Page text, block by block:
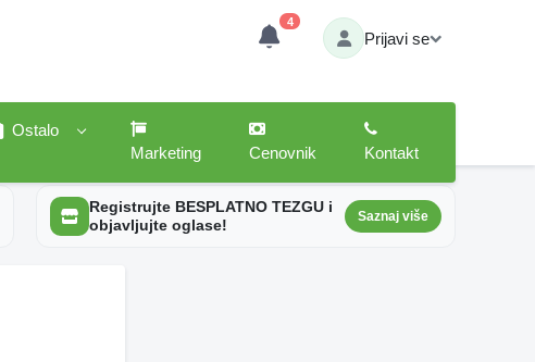
4
Prijavi se
Ostalo
Marketing
Cenovnik Kontakt
Registrujte BESPLATNO TEZGU i
objavljujte oglase!
Saznaj više